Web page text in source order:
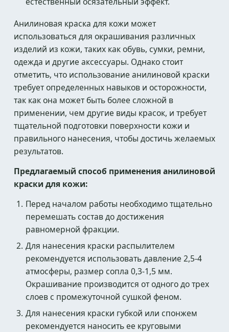
Анилиновая краска для кожи может
использоваться для окрашивания различных
изделий из кожи, таких как обувь, сумки, ремни,
одежда и другие аксессуары. Однако стоит
отметить, что использование анилиновой краски
требует определенных навыков и осторожности,
так как она может быть более сложной в
применении, чем другие виды красок, и требует
тщательной подготовки поверхности кожи и
правильного нанесения, чтобы достичь желаемых
результатов.
Предлагаемый способ применения анилиновой
краски для кожи:
Перед началом работы необходимо тщательно
перемешать состав до достижения
равномерной фракции.
Для нанесения краски распылителем
рекомендуется использовать давление 2,5-4
атмосферы, размер сопла 0,3-1,5 мм.
Окрашивание производится от одного до трех
слоев с промежуточной сушкой феном.
Для нанесения краски губкой или спонжем
рекомендуется наносить ее круговыми